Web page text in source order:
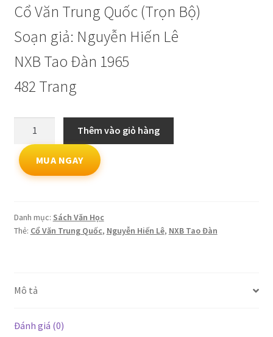
là:
₫450,000.
tại
là:
₫300,000.
Cổ Văn Trung Quốc (Trọn Bộ)
Soạn giả: Nguyễn Hiến Lê
NXB Tao Đàn 1965
482 Trang
Trung
Quốc
Tần
Đến
Hiến
số
Thêm vào giỏ hàng
MUA NGAY
Danh mục: Sách Văn Học
Thẻ: Cổ Văn Trung Quốc, Nguyễn Hiến Lê, NXB Tao Đàn
Mô tả
Đánh giá (0)